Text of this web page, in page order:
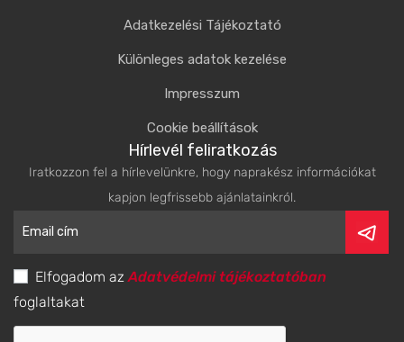
Adatkezelési Tájékoztató
Különleges adatok kezelése
Impresszum
Cookie beállítások
Hírlevél feliratkozás
Iratkozzon fel a hírlevelünkre, hogy naprakész információkat
kapjon legfrissebb ajánlatainkról.
Elfogadom azAdatvédelmi tájékoztatóban
foglaltakat